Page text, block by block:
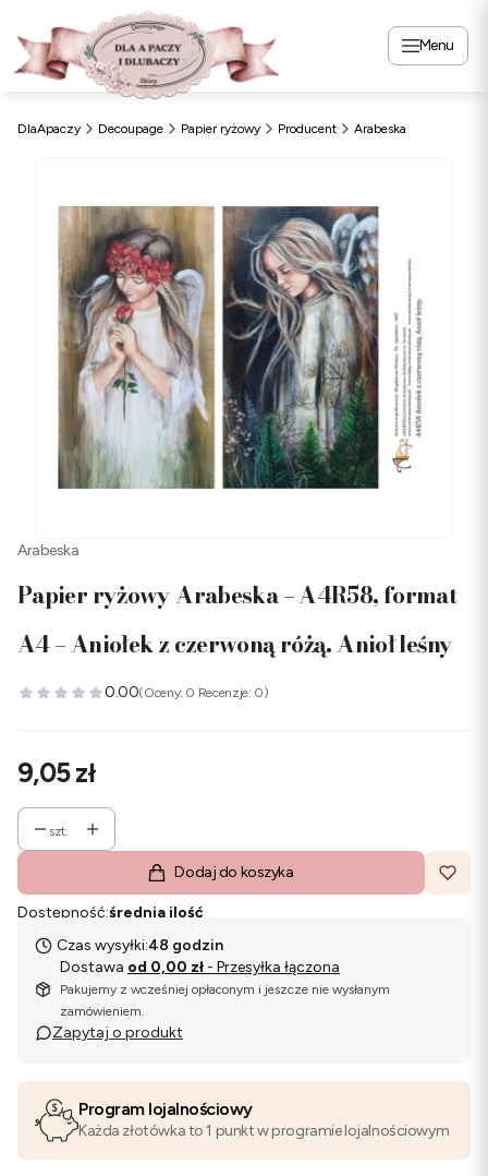
Menu
DlaApaczy Decoupage Papier ryżowy Producent Arabeska
Arabeska
Papier ryżowy Arabeska – A4R58, format
A4 – Aniołek z czerwoną różą. Anioł leśny
0.00(Oceny: 0 Recenzje: 0)
Cena
9,05 zł
szt.
Dodaj do koszyka
Dostępność:średnia ilość
Czas wysyłki:48 godzin
Dostawa od 0,00 zł - Przesyłka łączona
Pakujemy z wcześniej opłaconym i jeszcze nie wysłanym
zamówieniem.
Zapytaj o produkt
Program lojalnościowy
Każda złotówka to 1 punkt w programie lojalnościowym